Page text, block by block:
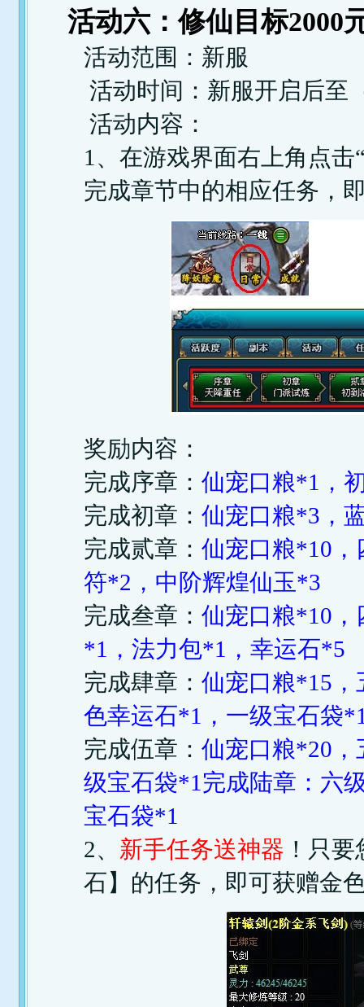
活动六：修仙目标2000
活动范围：新服
活动时间：新服开启后至
活动内容：
1、在游戏界面右上角点击
完成章节中的相应任务，
奖励内容：
完成序章： 仙宠口粮*1，
完成初章： 仙宠口粮*3，
完成贰章： 仙宠口粮*10
符*2，中阶辉煌仙玉*3
完成叁章： 仙宠口粮*10
*1，法力包*1，幸运石*5
完成肆章： 仙宠口粮*15
色幸运石*1，一级宝石袋
完成伍章： 仙宠口粮*20
级宝石袋*1完成陆章：六
宝石袋*1
2、 新手任务送神器 ！只
石】的任务，即可获赠金